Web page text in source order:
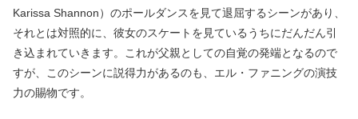
Karissa Shannon）のポールダンスを見て退屈するシーンがあり、
それとは対照的に、彼女のスケートを見ているうちにだんだん引
き込まれていきます。これが父親としての自覚の発端となるので
すが、このシーンに説得力があるのも、エル・ファニングの演技
力の賜物です。